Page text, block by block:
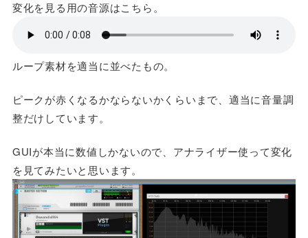
変化を見る用の音源はこちら。
ループ素材を適当に並べたもの。
ピークが赤くなるかならないかくらいまで、適当に音量調
整だけしています。
GUIが本当に数値しかないので、アナライザー使って変化
を見てみたいと思います。